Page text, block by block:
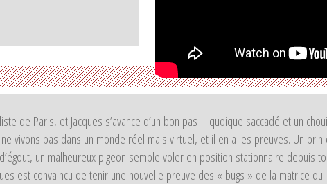
de Paris, et Jacques s’avance d’un bon pas – quoique saccadé et un
vivons pas dans un monde réel mais virtuel, et il en a les preuves. Un
un malheureux pigeon semble voler en position stationnaire depuis
est convaincu de tenir une nouvelle preuve des « bugs » de la matrice